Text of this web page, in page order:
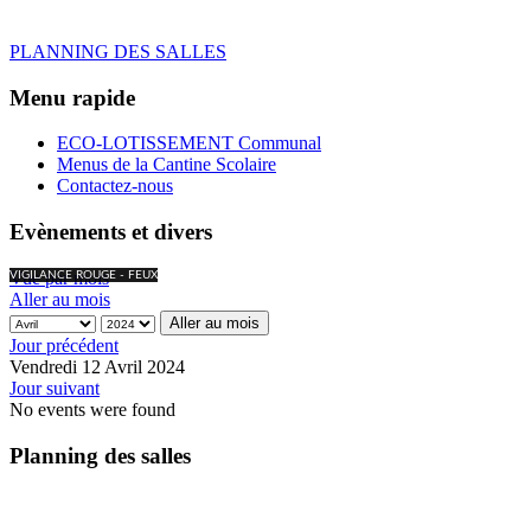
PLANNING DES SALLES
Menu rapide
ECO-LOTISSEMENT Communal
Menus de la Cantine Scolaire
Contactez-nous
Evènements et divers
VIGILANCE ROUGE - FEUX
Vue par mois
Aller au mois
Aller au mois
Jour précédent
Vendredi 12 Avril 2024
Jour suivant
No events were found
Planning des salles